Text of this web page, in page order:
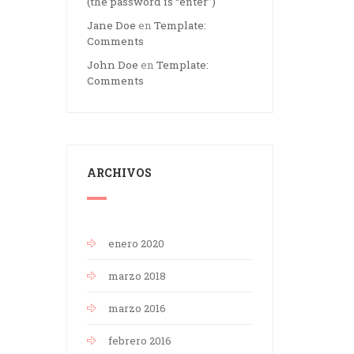
Jane Doe en Template:
Comments
John Doe en Template:
Comments
ARCHIVOS
enero 2020
marzo 2018
marzo 2016
febrero 2016